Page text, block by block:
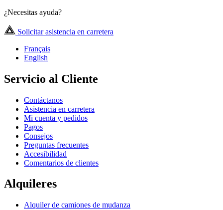
¿Necesitas ayuda?
Solicitar asistencia en carretera
Français
English
Servicio al Cliente
Contáctanos
Asistencia en carretera
Mi cuenta y pedidos
Pagos
Consejos
Preguntas frecuentes
Accesibilidad
Comentarios de clientes
Alquileres
Alquiler de camiones de mudanza